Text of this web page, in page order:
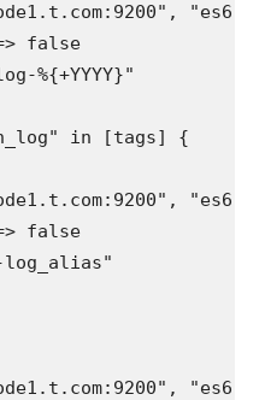
"es6-
false
%{+YYYY}"
in [tags] {
"es6-
false
"es6-